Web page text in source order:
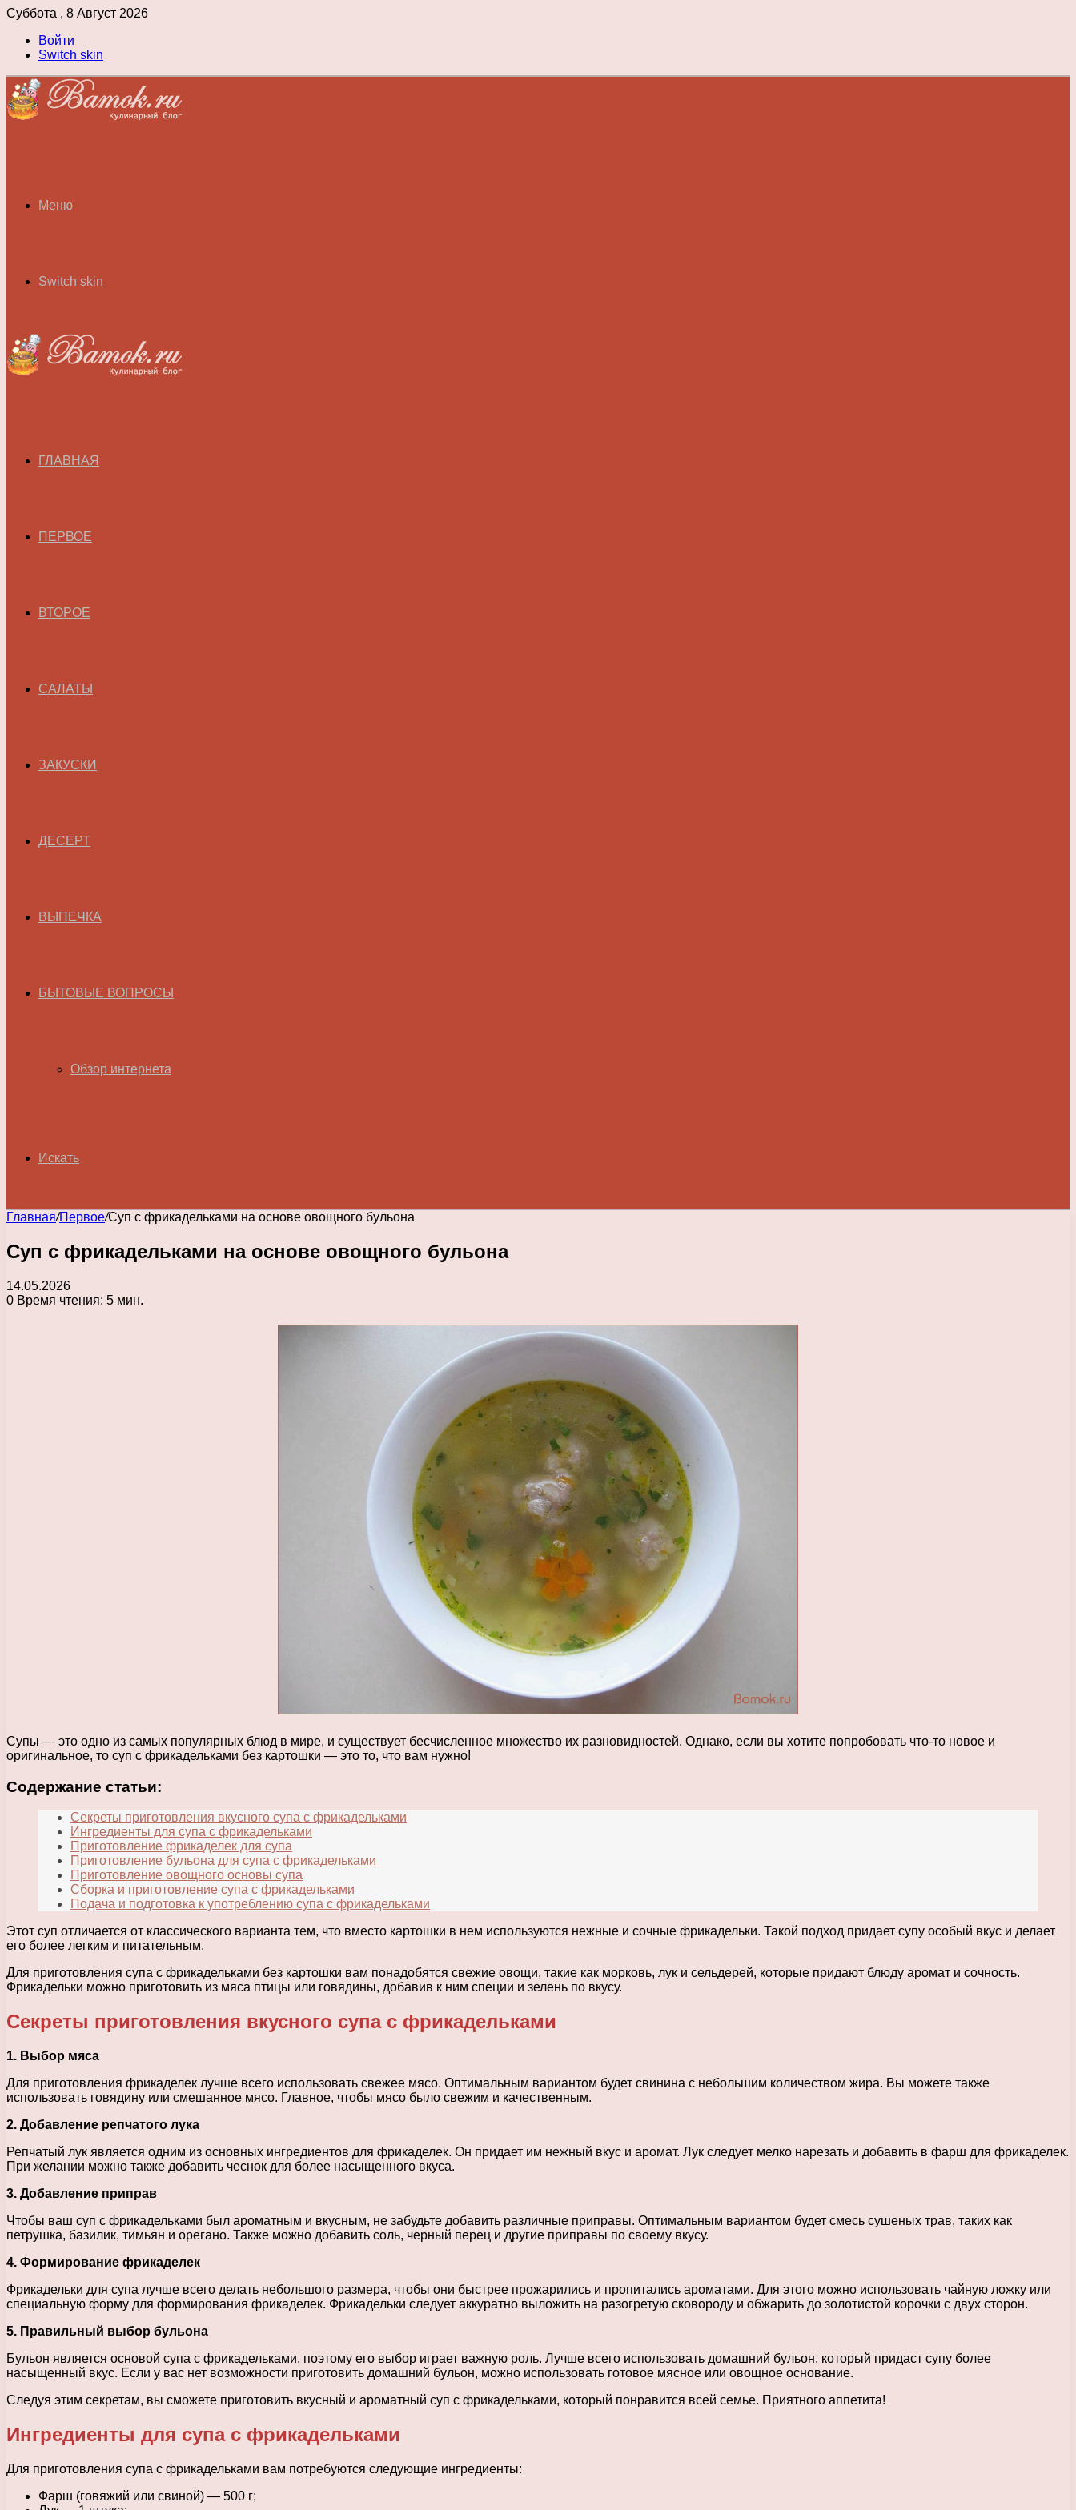
Суббота , 8 Август 2026
Войти
Switch skin
Меню
Switch skin
ГЛАВНАЯ
ПЕРВОЕ
ВТОРОЕ
САЛАТЫ
ЗАКУСКИ
ДЕСЕРТ
ВЫПЕЧКА
БЫТОВЫЕ ВОПРОСЫ
Обзор интернета
Искать
Главная/Первое/Суп с фрикадельками на основе овощного бульона
Суп с фрикадельками на основе овощного бульона
14.05.2026
0 Время чтения: 5 мин.
Супы — это одно из самых популярных блюд в мире, и существует бесчисленное множество их разновидностей. Однако, если вы хотите попробовать что-то новое и
оригинальное, то суп с фрикадельками без картошки — это то, что вам нужно!
Содержание статьи:
Секреты приготовления вкусного супа с фрикадельками
Ингредиенты для супа с фрикадельками
Приготовление фрикаделек для супа
Приготовление бульона для супа с фрикадельками
Приготовление овощного основы супа
Сборка и приготовление супа с фрикадельками
Подача и подготовка к употреблению супа с фрикадельками
Этот суп отличается от классического варианта тем, что вместо картошки в нем используются нежные и сочные фрикадельки. Такой подход придает супу особый вкус и делает
его более легким и питательным.
Для приготовления супа с фрикадельками без картошки вам понадобятся свежие овощи, такие как морковь, лук и сельдерей, которые придают блюду аромат и сочность.
Фрикадельки можно приготовить из мяса птицы или говядины, добавив к ним специи и зелень по вкусу.
Секреты приготовления вкусного супа с фрикадельками
1. Выбор мяса
Для приготовления фрикаделек лучше всего использовать свежее мясо. Оптимальным вариантом будет свинина с небольшим количеством жира. Вы можете также
использовать говядину или смешанное мясо. Главное, чтобы мясо было свежим и качественным.
2. Добавление репчатого лука
Репчатый лук является одним из основных ингредиентов для фрикаделек. Он придает им нежный вкус и аромат. Лук следует мелко нарезать и добавить в фарш для фрикаделек.
При желании можно также добавить чеснок для более насыщенного вкуса.
3. Добавление приправ
Чтобы ваш суп с фрикадельками был ароматным и вкусным, не забудьте добавить различные приправы. Оптимальным вариантом будет смесь сушеных трав, таких как
петрушка, базилик, тимьян и орегано. Также можно добавить соль, черный перец и другие приправы по своему вкусу.
4. Формирование фрикаделек
Фрикадельки для супа лучше всего делать небольшого размера, чтобы они быстрее прожарились и пропитались ароматами. Для этого можно использовать чайную ложку или
специальную форму для формирования фрикаделек. Фрикадельки следует аккуратно выложить на разогретую сковороду и обжарить до золотистой корочки с двух сторон.
5. Правильный выбор бульона
Бульон является основой супа с фрикадельками, поэтому его выбор играет важную роль. Лучше всего использовать домашний бульон, который придаст супу более
насыщенный вкус. Если у вас нет возможности приготовить домашний бульон, можно использовать готовое мясное или овощное основание.
Следуя этим секретам, вы сможете приготовить вкусный и ароматный суп с фрикадельками, который понравится всей семье. Приятного аппетита!
Ингредиенты для супа с фрикадельками
Для приготовления супа с фрикадельками вам потребуются следующие ингредиенты:
Фарш (говяжий или свиной) — 500 г;